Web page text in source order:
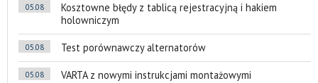
05.08
Kosztowne błędy z tablicą rejestracyjną i hakiem
holowniczym
05.08 Test porównawczy alternatorów
05.08 VARTA z nowymi instrukcjami montażowymi